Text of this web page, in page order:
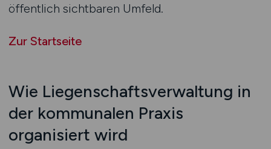
öffentlich sichtbaren Umfeld.
Zur Startseite
Wie Liegenschaftsverwaltung in
der kommunalen Praxis
organisiert wird